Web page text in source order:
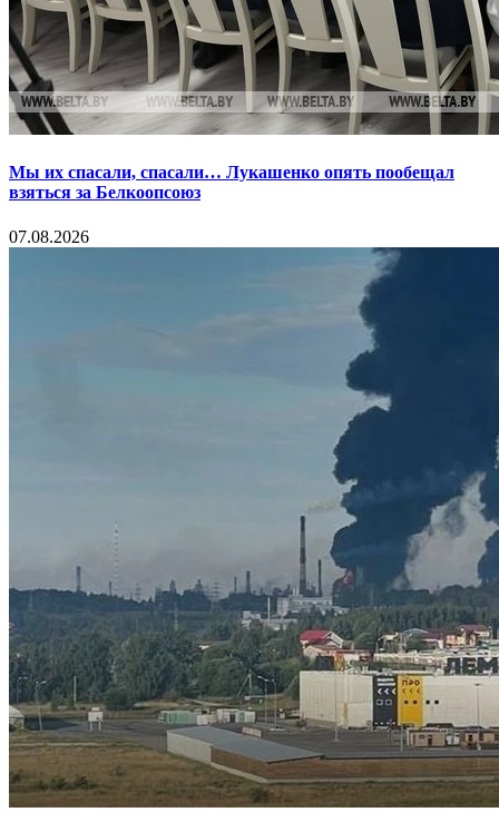
Мы их спасали, спасали… Лукашенко опять пообещал
взяться за Белкоопсоюз
07.08.2026